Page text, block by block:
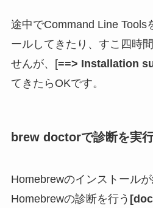
途中でCommand Line Tools
ールしてきたり、すこ四時
せんが、[==> Installation
てきたらOKです。
brew doctorで診断を実
Homebrewのインストールが
Homebrewの診断を行う